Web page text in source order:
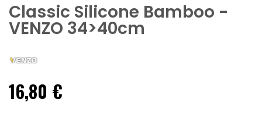
Classic Silicone Bamboo -
VENZO 34>40cm
16,80 €